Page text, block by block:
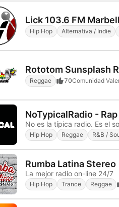
Lick 103.6 FM
Hip Hop Alternativa / Indie
Rototom Sunsplash
Reggae 70Comunidad
NoTypicalRadio - Rap
No es la típica radio. Es el
Hip Hop Reggae R&B /
Rumba Latina Stereo
La mejor radio on-line 24/7
Hip Hop Trance Reggae